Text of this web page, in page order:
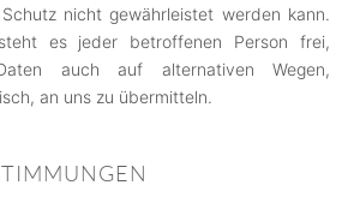
nicht gewährleistet werden kann.
es jeder betroffenen Person frei,
Daten auch auf alternativen Wegen,
an uns zu übermitteln.